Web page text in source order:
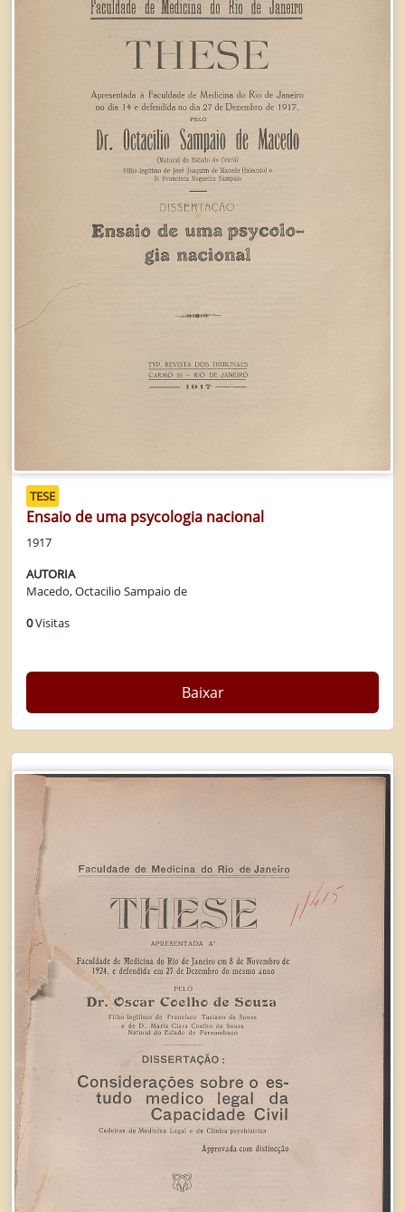
TESE
Ensaio de uma psycologia nacional
1917
AUTORIA
Macedo, Octacilio Sampaio de
0Visitas
Baixar